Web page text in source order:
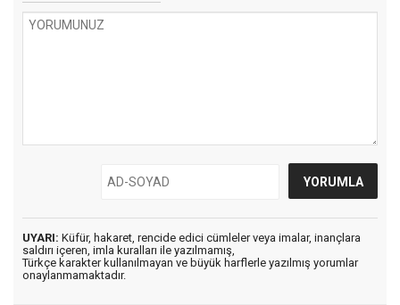
UYARI: Küfür, hakaret, rencide edici cümleler veya imalar, inançlara
saldırı içeren, imla kuralları ile yazılmamış,
Türkçe karakter kullanılmayan ve büyük harflerle yazılmış yorumlar
onaylanmamaktadır.